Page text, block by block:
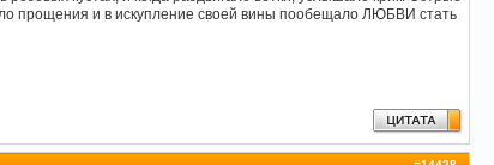
прощения и в искупление своей вины пообещало ЛЮБВИ стать